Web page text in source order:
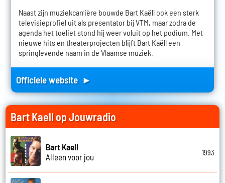
Naast zijn muziekcarrière bouwde Bart Kaëll ook een sterk
televisieprofiel uit als presentator bij VTM, maar zodra de
agenda het toeliet stond hij weer voluit op het podium. Met
nieuwe hits en theaterprojecten blijft Bart Kaëll een
springlevende naam in de Vlaamse muziek.
Officiele website ►
Bart Kaell op Jouwradio
Bart Kaell
Alleen voor jou
1993